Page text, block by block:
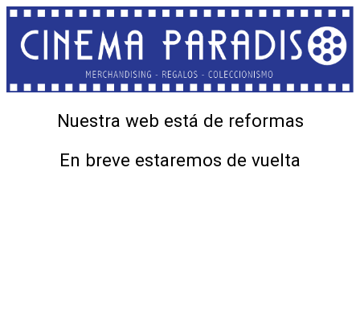
Nuestra web está de reformas
En breve estaremos de vuelta